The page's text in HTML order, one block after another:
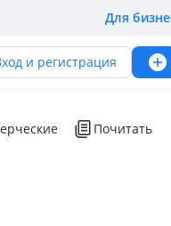
Для
и регистрация
Почитать